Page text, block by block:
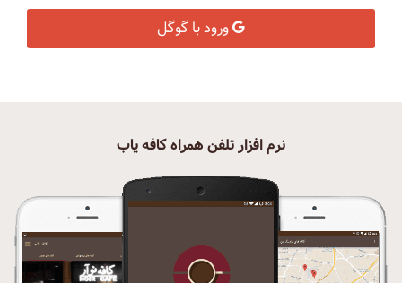
ورود با گوگل
نرم افزار تلفن همراه کافه یاب